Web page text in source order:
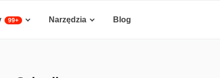
99+ Narzędzia Blog